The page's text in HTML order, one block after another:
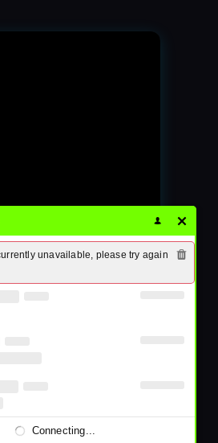
unavailable, please try again
Connecting...